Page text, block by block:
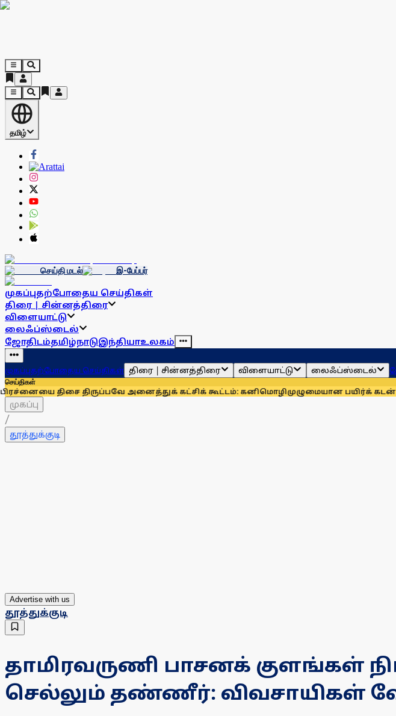
தமிழ்
செய்தி மடல் இ-பேப்பர்
முகப்புதற்போதைய செய்திகள்
திரை | சின்னத்திரை
விளையாட்டு
லைஃப்ஸ்டைல்
ஜோதிடம்தமிழ்நாடுஇந்தியாஉலகம்
முகப்புதற்போதைய செய்திகள் திரை | சின்னத்திரை விளையாட்டு லைஃப்ஸ்டைல்
செய்திகள்
திருப்பவே அனைத்துக் கட்சிக் கூட்டம்: கனிமொழிமுழுமையான பயிர்க் கடன்
முகப்பு
/
தூத்துக்குடி
Advertise with us
தூத்துக்குடி
தாமிரவருணி பாசனக் குளங்கள்
செல்லும் தண்ணீர்: விவசாயிகள்